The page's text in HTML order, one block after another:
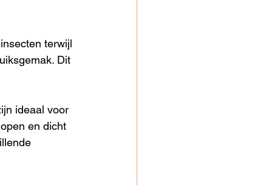
terwijl
Dit
ideaal voor
en dicht